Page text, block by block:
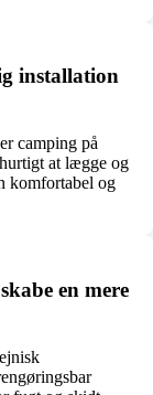
installation
camping på
at lægge og
komfortabel og
en mere